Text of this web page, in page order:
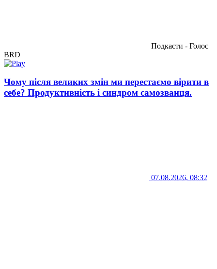
Подкасти - Голос
BRD
Чому після великих змін ми перестаємо вірити в
себе? Продуктивність і синдром самозванця.
07.08.2026, 08:32